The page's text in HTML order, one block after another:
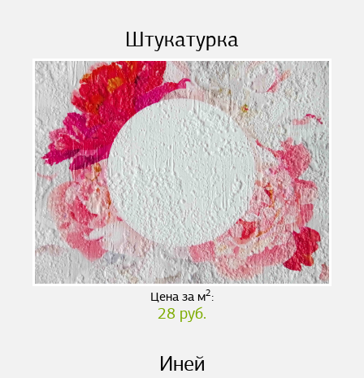
Штукатурка
Цена за м2:
28 руб.
Иней